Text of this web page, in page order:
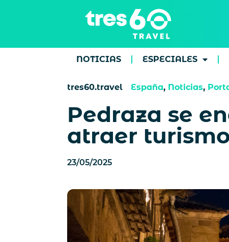
NOTICIAS ESPECIALES
tres60.travel España, Noticias,
Pedraza se
atraer
23/05/2025